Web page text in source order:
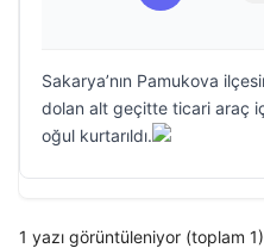
Sakarya’nın Pamukova
dolan alt geçitte ticari araç
oğul kurtarıldı.
1 yazı görüntüleniyor (toplam 1)